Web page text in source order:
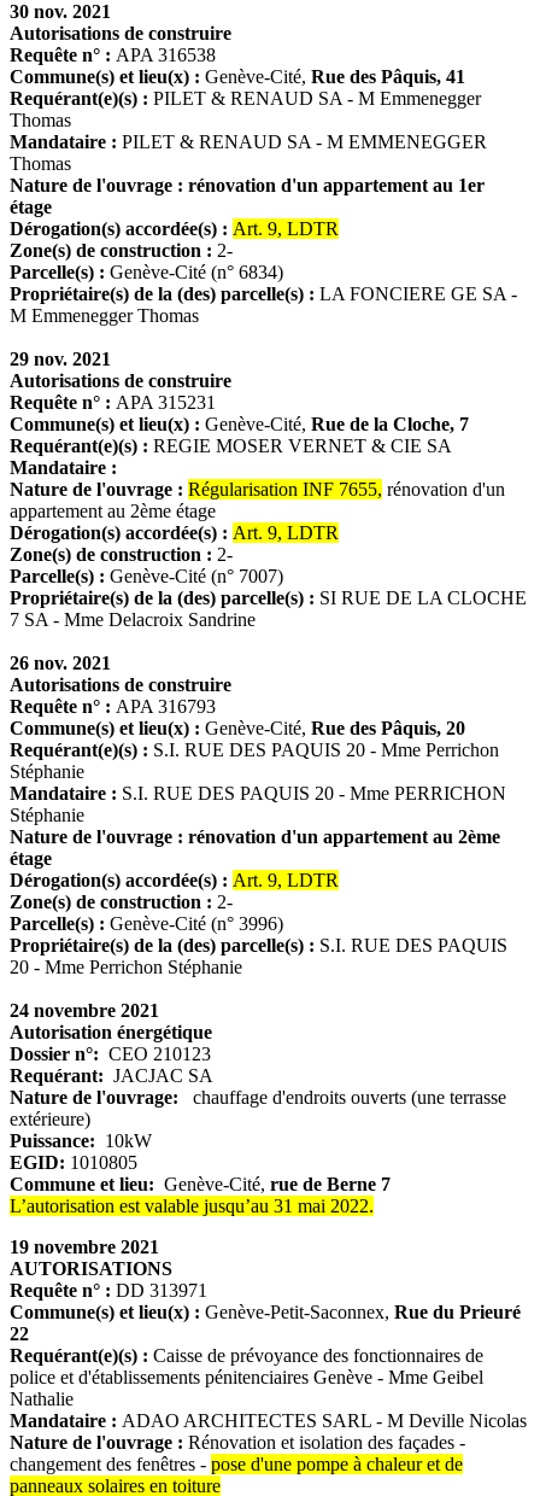
30 nov. 2021
Autorisations de construire
Requête n° : APA 316538
Commune(s) et lieu(x) : Genève-Cité, Rue des Pâquis, 41
Requérant(e)(s) : PILET & RENAUD SA - M Emmenegger
Thomas
Mandataire : PILET & RENAUD SA - M EMMENEGGER
Thomas
Nature de l'ouvrage : rénovation d'un appartement au 1er
étage
Dérogation(s) accordée(s) : Art. 9, LDTR
Zone(s) de construction : 2-
Parcelle(s) : Genève-Cité (n° 6834)
Propriétaire(s) de la (des) parcelle(s) : LA FONCIERE GE SA -
M Emmenegger Thomas
29 nov. 2021
Autorisations de construire
Requête n° : APA 315231
Commune(s) et lieu(x) : Genève-Cité, Rue de la Cloche, 7
Requérant(e)(s) : REGIE MOSER VERNET & CIE SA
Mandataire :
Nature de l'ouvrage : Régularisation INF 7655, rénovation d'un
appartement au 2ème étage
Dérogation(s) accordée(s) : Art. 9, LDTR
Zone(s) de construction : 2-
Parcelle(s) : Genève-Cité (n° 7007)
Propriétaire(s) de la (des) parcelle(s) : SI RUE DE LA CLOCHE
7 SA - Mme Delacroix Sandrine
26 nov. 2021
Autorisations de construire
Requête n° : APA 316793
Commune(s) et lieu(x) : Genève-Cité, Rue des Pâquis, 20
Requérant(e)(s) : S.I. RUE DES PAQUIS 20 - Mme Perrichon
Stéphanie
Mandataire : S.I. RUE DES PAQUIS 20 - Mme PERRICHON
Stéphanie
Nature de l'ouvrage : rénovation d'un appartement au 2ème
étage
Dérogation(s) accordée(s) : Art. 9, LDTR
Zone(s) de construction : 2-
Parcelle(s) : Genève-Cité (n° 3996)
Propriétaire(s) de la (des) parcelle(s) : S.I. RUE DES PAQUIS
20 - Mme Perrichon Stéphanie
24 novembre 2021
Autorisation énergétique
Dossier n°: CEO 210123
Requérant: JACJAC SA
Nature de l'ouvrage: chauffage d'endroits ouverts (une terrasse
extérieure)
Puissance: 10kW
EGID: 1010805
Commune et lieu: Genève-Cité, rue de Berne 7
L’autorisation est valable jusqu’au 31 mai 2022.
19 novembre 2021
AUTORISATIONS
Requête n° : DD 313971
Commune(s) et lieu(x) : Genève-Petit-Saconnex, Rue du Prieuré
22
Requérant(e)(s) : Caisse de prévoyance des fonctionnaires de
police et d'établissements pénitenciaires Genève - Mme Geibel
Nathalie
Mandataire : ADAO ARCHITECTES SARL - M Deville Nicolas
Nature de l'ouvrage : Rénovation et isolation des façades -
changement des fenêtres - pose d'une pompe à chaleur et de
panneaux solaires en toiture